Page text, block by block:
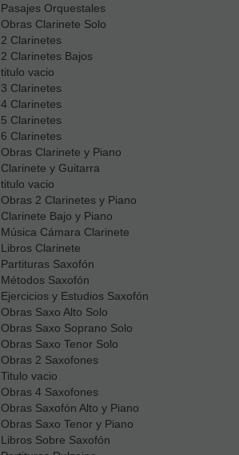
Pasajes Orquestales
Obras Clarinete Solo
2 Clarinetes
2 Clarinetes Bajos
titulo vacio
3 Clarinetes
4 Clarinetes
5 Clarinetes
6 Clarinetes
Obras Clarinete y Piano
Clarinete y Guitarra
titulo vacio
Obras 2 Clarinetes y Piano
Clarinete Bajo y Piano
Música Cámara Clarinete
Libros Clarinete
Partituras Saxofón
Métodos Saxofón
Ejercicios y Estudios Saxofón
Obras Saxo Alto Solo
Obras Saxo Soprano Solo
Obras Saxo Tenor Solo
Obras 2 Saxofones
Titulo vacio
Obras 4 Saxofones
Obras Saxofón Alto y Piano
Obras Saxo Tenor y Piano
Libros Sobre Saxofón